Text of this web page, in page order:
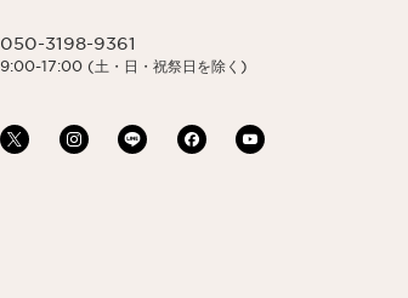
050-3198-9361
9:00-17:00 (土・日・祝祭日を除く)